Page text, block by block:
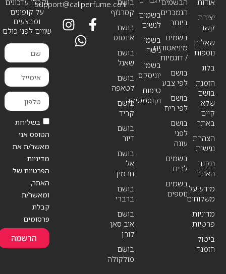
אודות
יצירת
קשר
שאלות
נוספות
בלוג
הזמנת
בושם
שלא
קיים
באתר
הצהרת
נגישות
תקנון
האתר
מידע על
משלוחים
מדיניות
פרטיות
ביטול
הזמנה
בשמים
לנשים
בשמי
נישה
בשמי
יוניסקס
טיפוח
וקוסמטיקה
הבשמים
הנמכרים
ביותר
בשמים
מיניאטורים
/ דוגמיות
בושם
לפי צבע
בושם
לפי ריח
בושם
לפני
עונה
בשמים
לבית
בשמים
נוספים
בושם
קסרג’וף
בושם
אינסנס
בושם
שאנל
בושם
לטאפה
בושם
קריד
בושם
דיור
בושם
אל
חרמין
בושם
ברברי
בושם
איב סאן
לורן
בושם
מולקולה
support@callperfume.co.ilוקבלו עדכונים
על קופונים
ומבצעים
שווים לפני כולם
בשליחת
הטופס אני
מאשר/ת את
מדיניות
הפרטיות של
האתר,
ומאשר/ת
קבלת
פרסומים
הרשמה